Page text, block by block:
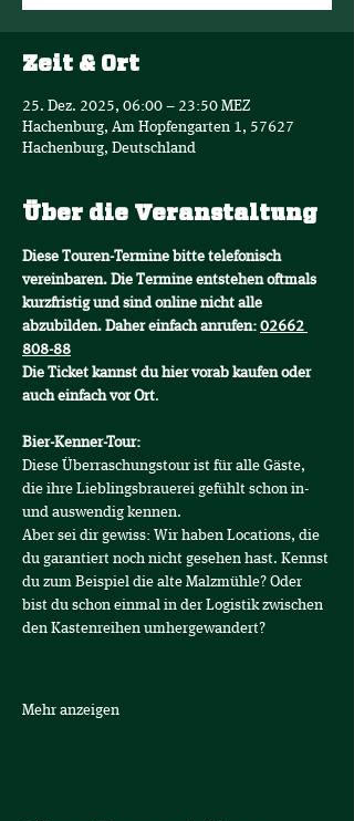
Zeit & Ort
25. Dez. 2025, 06:00 – 23:50 MEZ
Hachenburg, Am Hopfengarten 1, 57627
Hachenburg, Deutschland
Über die Veranstaltung
Diese Touren-Termine bitte telefonisch
vereinbaren. Die Termine entstehen oftmals
kurzfristig und sind online nicht alle
abzubilden. Daher einfach anrufen: 02662
808-88
Die Ticket kannst du hier vorab kaufen oder
auch einfach vor Ort.
Bier-Kenner-Tour:
Diese Überraschungstour ist für alle Gäste,
die ihre Lieblingsbrauerei gefühlt schon in-
und auswendig kennen.
Aber sei dir gewiss: Wir haben Locations, die
du garantiert noch nicht gesehen hast. Kennst
du zum Beispiel die alte Malzmühle? Oder
bist du schon einmal in der Logistik zwischen
den Kastenreihen umhergewandert?
Mehr anzeigen